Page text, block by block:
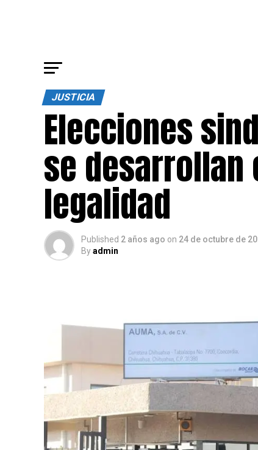
JUSTICIA
Elecciones
se desarrollan
legalidad
Published 2 años ago on 24 de octubre de
Byadmin